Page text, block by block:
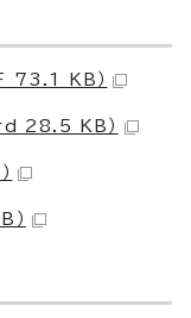
73.1 KB）
28.5 KB）
）